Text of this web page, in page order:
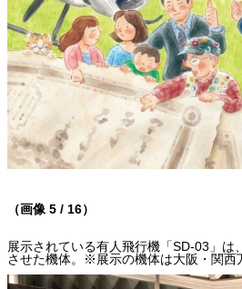
（画像 5 / 16）
展示されている有人飛行機「SD-03」
させた機体。※展示の機体は大阪・関西